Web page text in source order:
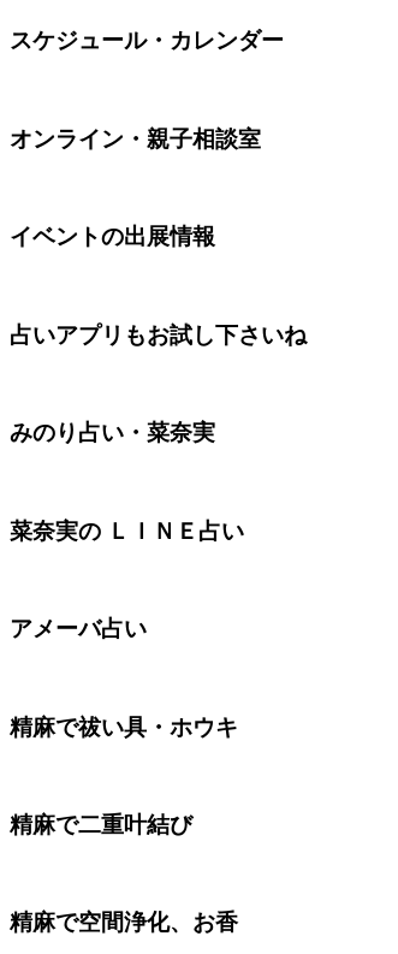
スケジュール・カレンダー
オンライン・親子相談室
イベントの出展情報
占いアプリもお試し下さいね
みのり占い・菜奈実
菜奈実の ＬＩＮＥ占い
アメーバ占い
精麻で祓い具・ホウキ
精麻で二重叶結び
精麻で空間浄化、お香